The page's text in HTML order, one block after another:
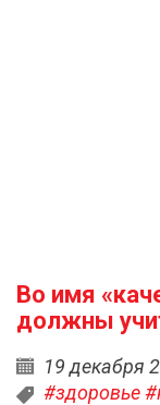
Во имя
должны
19 декабря
#здоровье